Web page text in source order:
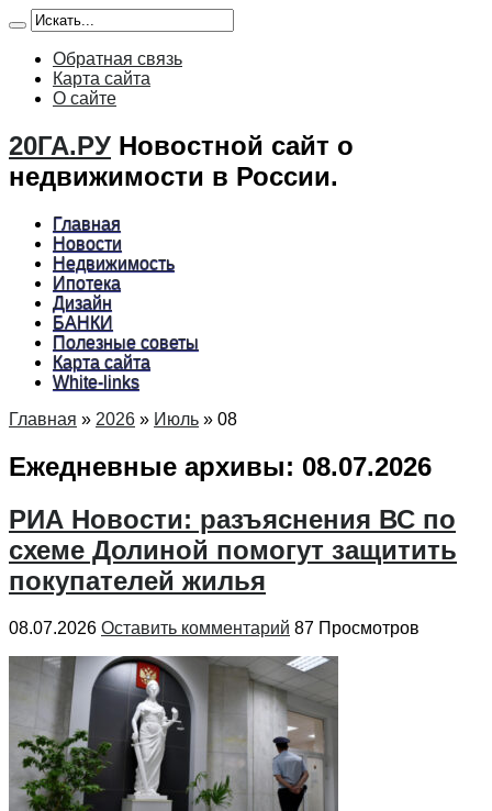
Обратная связь
Карта сайта
О сайте
20ГА.РУ Новостной сайт о
недвижимости в России.
Главная
Новости
Недвижимость
Ипотека
Дизайн
БАНКИ
Полезные советы
Карта сайта
White-links
Главная » 2026 » Июль » 08
Ежедневные архивы: 08.07.2026
РИА Новости: разъяснения ВС по
схеме Долиной помогут защитить
покупателей жилья
08.07.2026 Оставить комментарий 87 Просмотров